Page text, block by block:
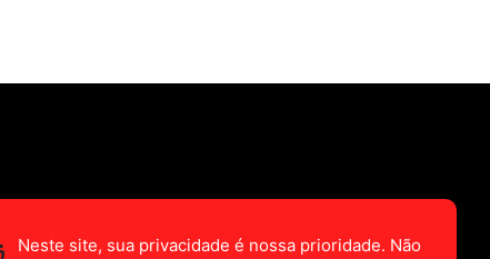
Neste site, sua privacidade é nossa prioridade. Não